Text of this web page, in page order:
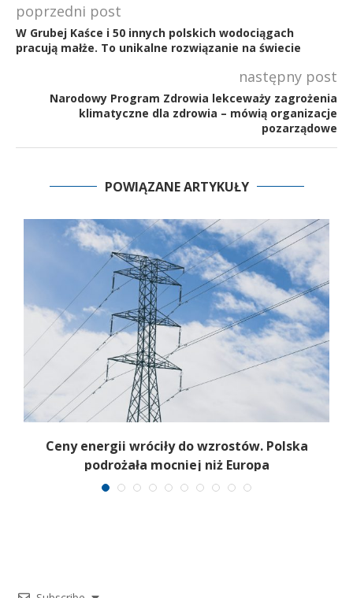
poprzedni post
W Grubej Kaśce i 50 innych polskich wodociągach
pracują małże. To unikalne rozwiązanie na świecie
następny post
Narodowy Program Zdrowia lekceważy zagrożenia
klimatyczne dla zdrowia – mówią organizacje
pozarządowe
POWIĄZANE ARTYKUŁY
Ceny energii wróciły do wzrostów. Polska
podrożała mocniej niż Europa